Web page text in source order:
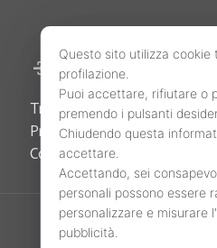
Area Riservata
Trova il tuo Agente di zona
Privacy Policy
Cookie Policy
Questo sito utilizza cookie
profilazione.
Puoi accettare, rifiutare o
premendo i pulsanti
Chiudendo questa
accettare.
Accettando, sei
personali possono essere
personalizzare e misurare
pubblicità.